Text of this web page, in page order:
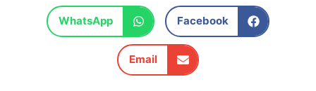
Facebook
WhatsApp
Email